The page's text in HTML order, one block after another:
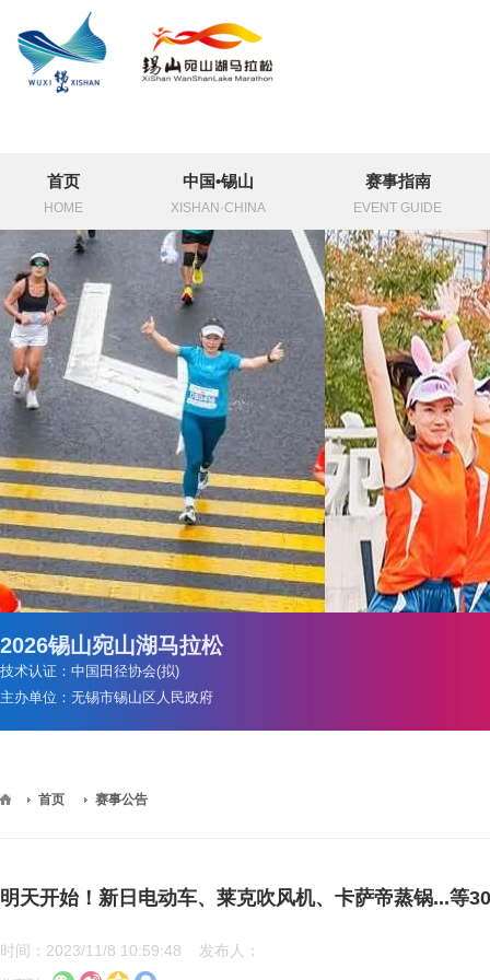
首页
HOME
中国•锡山
XISHAN·CHINA
赛事指南
EVENT GUIDE
2026锡山宛山湖马拉松
技术认证：中国田径协会(拟)
主办单位：无锡市锡山区人民政府
首页 赛事公告
明天开始！新日电动车、莱克吹风机、卡萨帝蒸锅...等
时间：2023/11/8 10:59:48 发布人：